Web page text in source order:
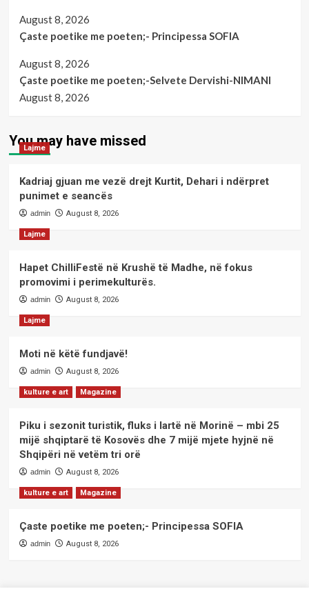
August 8, 2026
Çaste poetike me poeten;- Principessa SOFIA
August 8, 2026
Çaste poetike me poeten;-Selvete Dervishi-NIMANI
August 8, 2026
You may have missed
Lajme
Kadriaj gjuan me vezë drejt Kurtit, Dehari i ndërpret
punimet e seancës
admin August 8, 2026
Lajme
Hapet ChilliFestë në Krushë të Madhe, në fokus
promovimi i perimekulturës.
admin August 8, 2026
Lajme
Moti në këtë fundjavë!
admin August 8, 2026
kulture e art Magazine
Piku i sezonit turistik, fluks i lartë në Morinë – mbi 25
mijë shqiptarë të Kosovës dhe 7 mijë mjete hyjnë në
Shqipëri në vetëm tri orë
admin August 8, 2026
kulture e art Magazine
Çaste poetike me poeten;- Principessa SOFIA
admin August 8, 2026